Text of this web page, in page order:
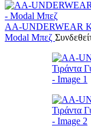
AA-UNDERWEAR
Modal Μπεζ